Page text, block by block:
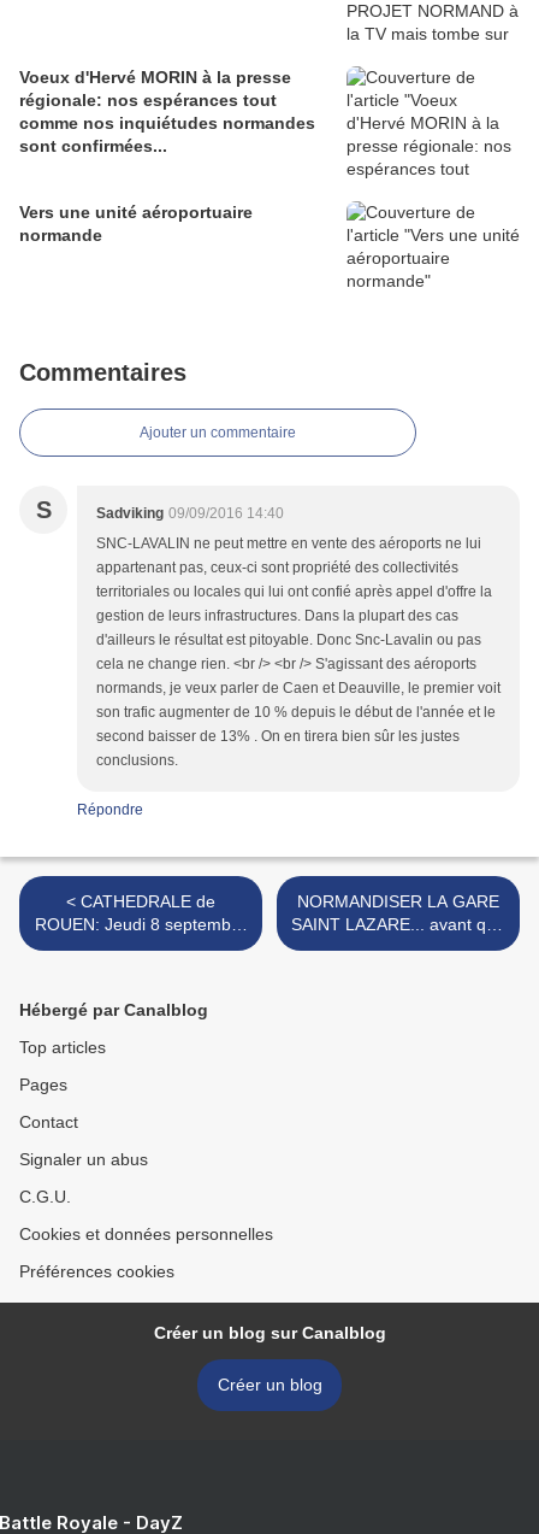
Voeux d'Hervé MORIN à la presse
régionale: nos espérances tout
comme nos inquiétudes normandes
sont confirmées...
Vers une unité aéroportuaire
normande
Commentaires
Ajouter un commentaire
S Sadviking 09/09/2016 14:40
SNC-LAVALIN ne peut mettre en vente des aéroports ne lui
appartenant pas, ceux-ci sont propriété des collectivités
territoriales ou locales qui lui ont confié après appel d'offre la
gestion de leurs infrastructures. Dans la plupart des cas
d'ailleurs le résultat est pitoyable. Donc Snc-Lavalin ou pas
cela ne change rien. <br /> <br /> S'agissant des aéroports
normands, je veux parler de Caen et Deauville, le premier voit
son trafic augmenter de 10 % depuis le début de l'année et le
second baisser de 13% . On en tirera bien sûr les justes
conclusions.
Répondre
< CATHEDRALE de
ROUEN: Jeudi 8 septembre
2016, CONSECRATION de
NORMANDISER LA GARE
SAINT LAZARE... avant que
les bobos parisiens n'en
Hébergé par Canalblog
Top articles
Pages
Contact
Signaler un abus
C.G.U.
Cookies et données personnelles
Préférences cookies
Créer un blog sur Canalblog
Créer un blog
Royale - DayZ